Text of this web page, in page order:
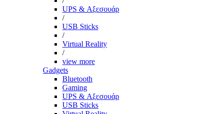
UPS & Αξεσουάρ
/
USB Sticks
/
Virtual Reality
/
view more
Gadgets
Bluetooth
Gaming
UPS & Αξεσουάρ
USB Sticks